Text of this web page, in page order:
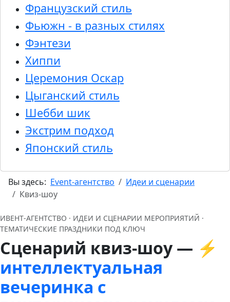
Французский стиль
Фьюжн - в разных стилях
Фэнтези
Хиппи
Церемония Оскар
Цыганский стиль
Шебби шик
Экстрим подход
Японский стиль
Вы здесь: Event-агентство
Идеи и сценарии
Квиз-шоу
ИВЕНТ‑АГЕНТСТВО · ИДЕИ И СЦЕНАРИИ МЕРОПРИЯТИЙ ·
ТЕМАТИЧЕСКИЕ ПРАЗДНИКИ ПОД КЛЮЧ
Сценарий квиз-шоу — ⚡
интеллектуальная
вечеринка с